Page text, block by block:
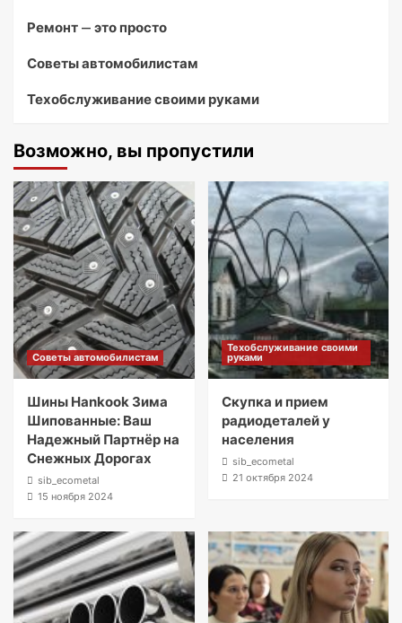
Ремонт — это просто
Советы автомобилистам
Техобслуживание своими руками
Возможно, вы пропустили
Советы автомобилистам
Шины Hankook Зима
Шипованные: Ваш
Надежный Партнёр на
Снежных Дорогах
sib_ecometal
15 ноября 2024
Техобслуживание своими
руками
Скупка и прием
радиодеталей у
населения
sib_ecometal
21 октября 2024